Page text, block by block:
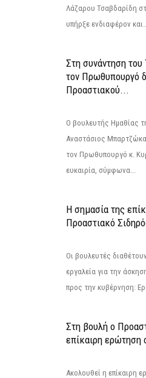
Λάζαρου Τσαβδαρίδη
υπήρξε ενδιαφέρον
Στη συνάντηση
τον Πρωθυπουργό
Προαστιακού...
Ο βουλευτής Ημαθίας
Αναστάσιος
τον Πρωθυπουργό κ.
ευκαιρία, σύμφωνα...
Η σημασία της
Προαστιακό
Οι βουλευτές
εργαλεία για την
προς την κυβέρνηση:
Στη βουλή ο
επίκαιρη ερώτηση
Ακολουθεί η επίκαιρη